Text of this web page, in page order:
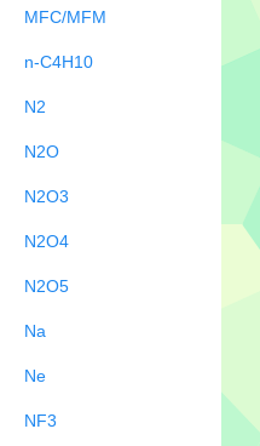
MFC/MFM
n-C4H10
N2
N2O
N2O3
N2O4
N2O5
Na
Ne
NF3